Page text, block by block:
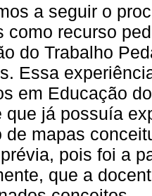
a seguir o
como recurso
do Trabalho
Essa
em Educação
que já possuía
de mapas
pois foi a
que a